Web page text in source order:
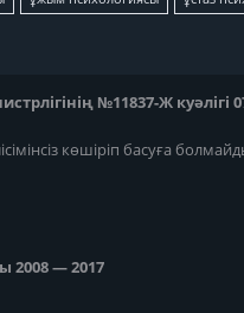
№11837-Ж куәлігі
көшіріп басуға
2008 — 2017